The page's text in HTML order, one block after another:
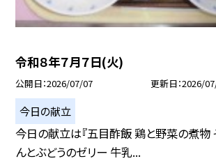
令和８年７月７日(火)
公開日 2026/07/07 更新日 2026/
今日の献立
今日の献立は『五目酢飯 鶏と野菜の煮物
んとぶどうのゼリー 牛乳...